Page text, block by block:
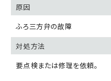
ふろ三方弁の故障
要点検または修理を依頼。